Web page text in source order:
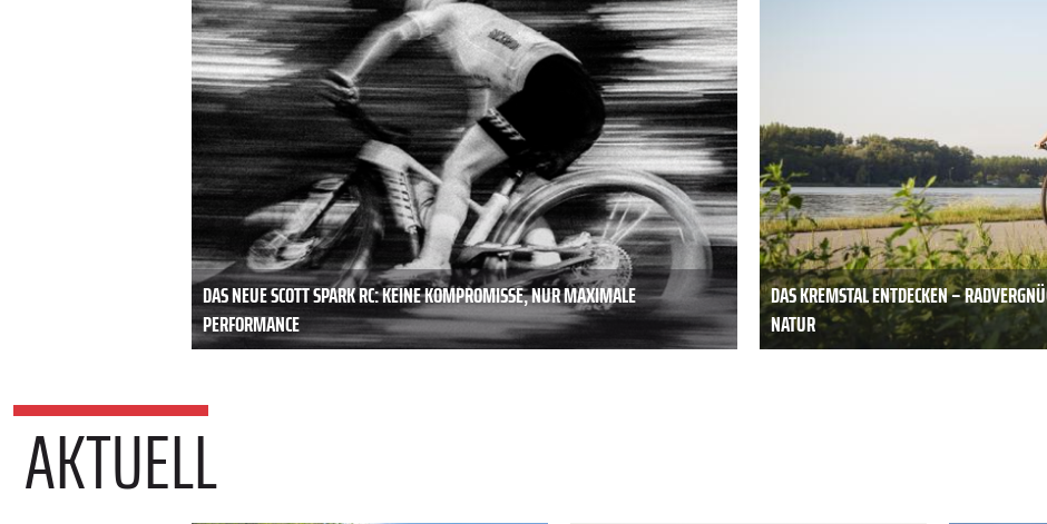
DAS NEUE SCOTT SPARK RC: KEINE KOMPROMISSE, NUR MAXIMALE
PERFORMANCE
DAS KREMSTAL ENTDECKEN –
NATUR
AKTUELL